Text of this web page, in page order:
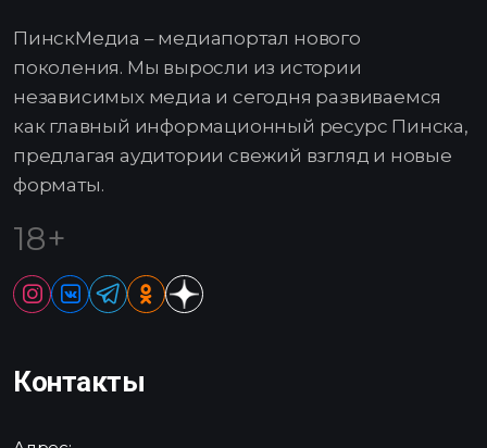
ПинскМедиа – медиапортал нового
поколения. Мы выросли из истории
независимых медиа и сегодня развиваемся
как главный информационный ресурс Пинска,
предлагая аудитории свежий взгляд и новые
форматы.
18+
Контакты